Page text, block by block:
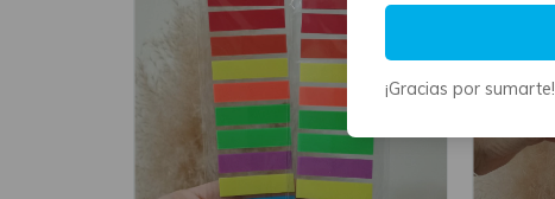
¡Gracias por sumarte!